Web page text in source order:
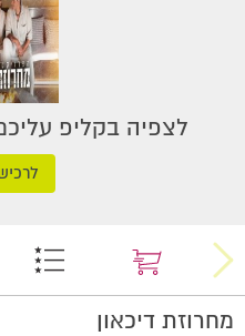
לצפיה בקליפ
מחרוזת דיכאון